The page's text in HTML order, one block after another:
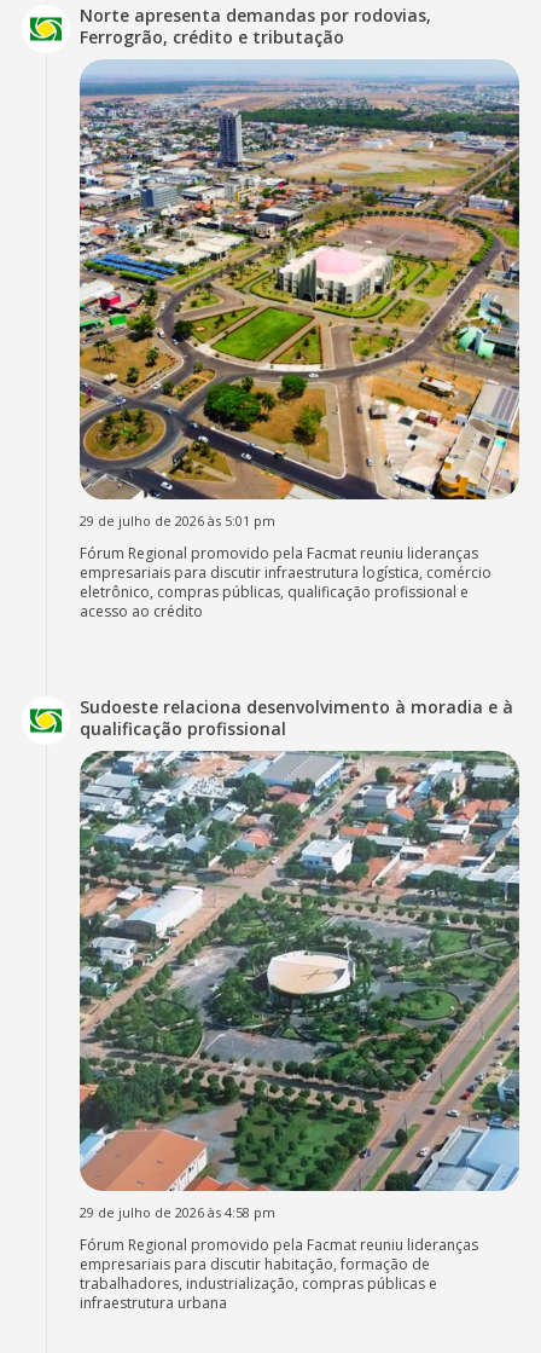
Norte apresenta demandas por rodovias,
Ferrogrão, crédito e tributação
29 de julho de 2026 às 5:01 pm
Fórum Regional promovido pela Facmat reuniu lideranças
empresariais para discutir infraestrutura logística, comércio
eletrônico, compras públicas, qualificação profissional e
acesso ao crédito
Sudoeste relaciona desenvolvimento à moradia e à
qualificação profissional
29 de julho de 2026 às 4:58 pm
Fórum Regional promovido pela Facmat reuniu lideranças
empresariais para discutir habitação, formação de
trabalhadores, industrialização, compras públicas e
infraestrutura urbana